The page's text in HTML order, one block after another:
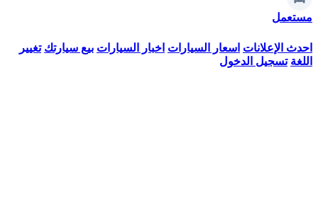
مستعمل
احدث الإعلانات اسعار السيارات اخبار السيارات بيع سيارتك تغيير
اللغة تسجيل الدخول